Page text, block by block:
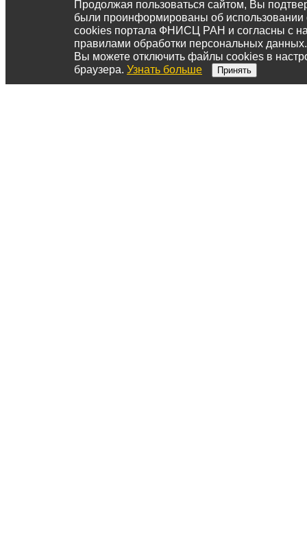
Продолжая пользоваться сайтом, Вы
были проинформированы об
cookies портала ФНИСЦ РАН и согласны с
правилами обработки персональных данных.
Вы можете отключить файлы cookies в
браузера. Узнать больше Принять